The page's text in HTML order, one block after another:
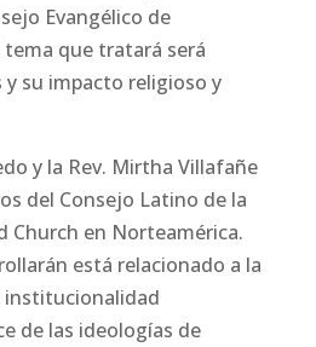
Evangélico de
tema que tratará será
y su impacto religioso y
y la Rev. Mirtha Villafañe
del Consejo Latino de la
Church en Norteamérica.
está relacionado a la
institucionalidad
de las ideologías de